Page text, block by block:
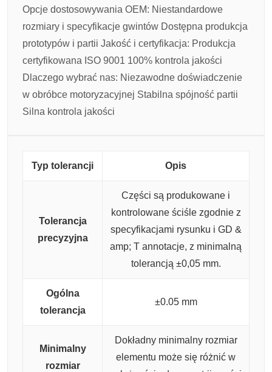
Opcje dostosowywania OEM: Niestandardowe
rozmiary i specyfikacje gwintów Dostępna produkcja
prototypów i partii Jakość i certyfikacja: Produkcja
certyfikowana ISO 9001 100% kontrola jakości
Dlaczego wybrać nas: Niezawodne doświadczenie
w obróbce motoryzacyjnej Stabilna spójność partii
Silna kontrola jakości
Typ tolerancji Opis
Tolerancja
precyzyjna
Części są produkowane i
kontrolowane ściśle zgodnie z
specyfikacjami rysunku i GD &
amp; T annotacje, z minimalną
tolerancją ±0,05 mm.
Ogólna
tolerancja
±0.05 mm
Minimalny
rozmiar
Dokładny minimalny rozmiar
elementu może się różnić w